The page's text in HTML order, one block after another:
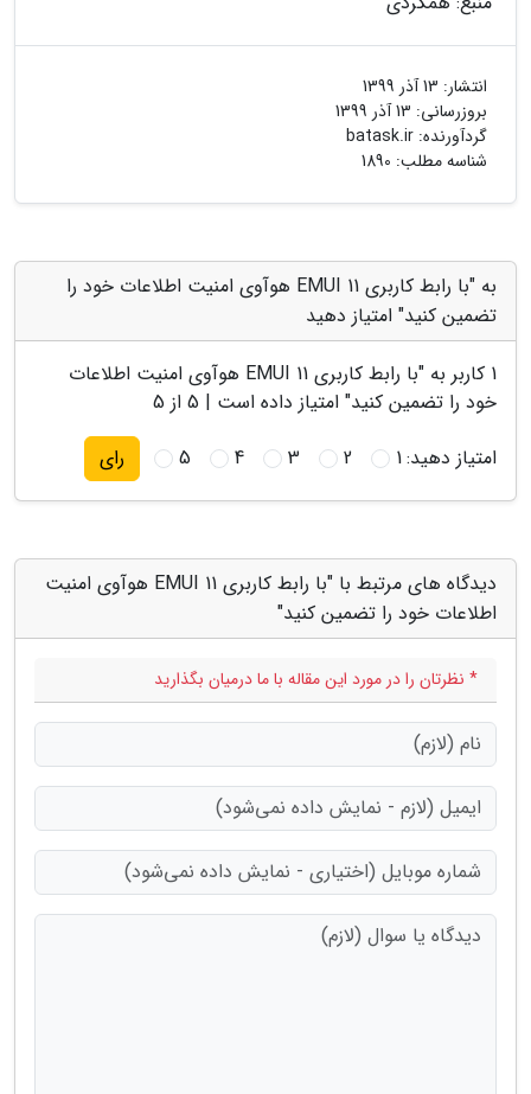
انتشار: 13 آذر 1399
بروزرسانی: 13 آذر 1399
گردآورنده: batask.ir
شناسه مطلب: 1890
به "با رابط کاربری EMUI 11 هوآوی امنیت اطلاعات خود را
تضمین کنید" امتیاز دهید
1 کاربر به "
با رابط کاربری EMUI 11 هوآوی امنیت اطلاعات
خود را تضمین کنید" امتیاز داده است | 5 از 5
امتیاز دهید:1
2
3
4
5 رای
دیدگاه های مرتبط با "با رابط کاربری EMUI 11 هوآوی امنیت
اطلاعات خود را تضمین کنید"
* نظرتان را در مورد این مقاله با ما درمیان بگذارید